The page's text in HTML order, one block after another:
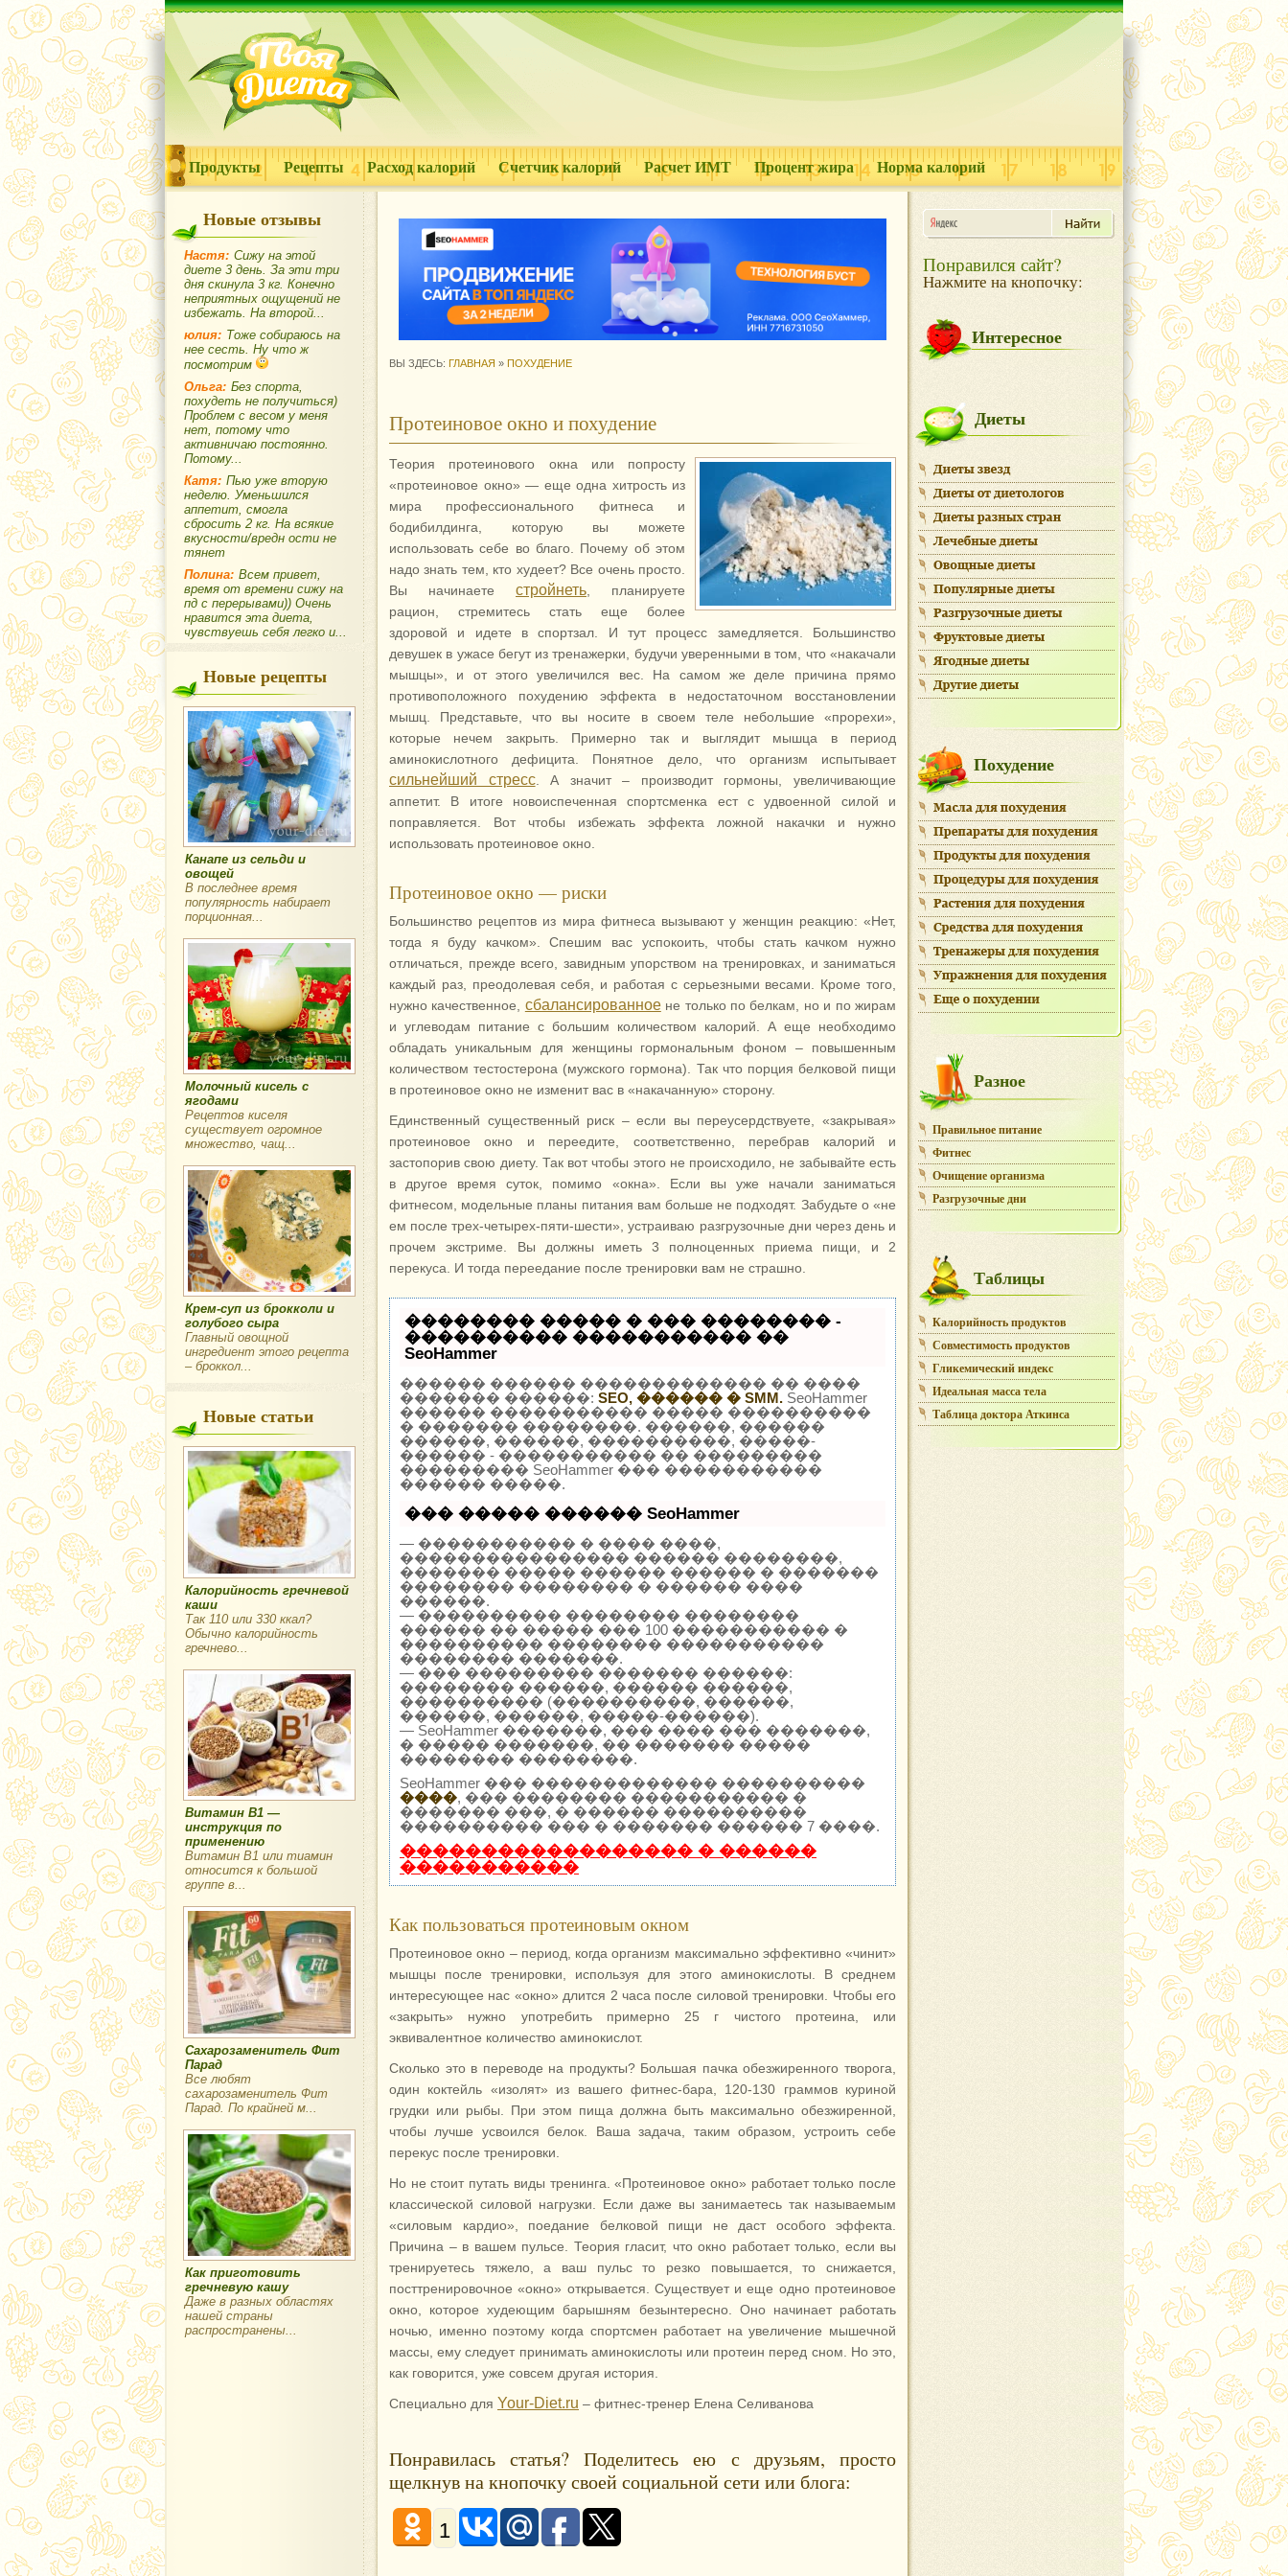
Продукты Рецепты Расход калорий Счетчик калорий Расчет ИМТ Процент жира Норма калорий
Новые отзывы
Настя: Сижу на этой
диете 3 день. За эти три
дня скинула 3 кг. Конечно
неприятных ощущений не
избежать. На второй...
юлия: Тоже собираюсь на
нее сесть. Ну что ж
посмотрим
Ольга: Без спорта,
похудеть не получиться)
Проблем с весом у меня
нет, потому что
активничаю постоянно.
Потому...
Катя: Пью уже вторую
неделю. Уменьшился
аппетит, смогла
сбросить 2 кг. На всякие
вкусности/вредн ости не
тянет
Полина: Всем привет,
время от времени сижу на
пд с перерывами)) Очень
нравится эта диета,
чувствуешь себя легко и...
Новые рецепты
Канапе из сельди и
овощей
В последнее время
популярность набирает
порционная...
Молочный кисель с
ягодами
Рецептов киселя
существует огромное
множество, чащ...
Крем-суп из брокколи и
голубого сыра
Главный овощной
ингредиент этого рецепта
– броккол...
Новые статьи
Калорийность гречневой
каши
Так 110 или 330 ккал?
Обычно калорийность
гречнево...
Витамин В1 —
инструкция по
применению
Витамин В1 или тиамин
относится к большой
группе в...
Сахарозаменитель Фит
Парад
Все любят
сахарозаменитель Фит
Парад. По крайней м...
Как приготовить
гречневую кашу
Даже в разных областях
нашей страны
распространены...
ВЫ ЗДЕСЬ: ГЛАВНАЯ » ПОХУДЕНИЕ
Протеиновое окно и похудение
Теория протеинового окна или попросту
«протеиновое окно» — еще одна хитрость из
мира профессионального фитнеса и
бодибилдинга, которую вы можете
использовать себе во благо. Почему об этом
надо знать тем, кто худеет? Все очень просто.
Вы начинаете стройнеть, планируете
рацион, стремитесь стать еще более
здоровой и идете в спортзал. И тут процесс замедляется. Большинство
девушек в ужасе бегут из тренажерки, будучи уверенными в том, что «накачали
мышцы», и от этого увеличился вес. На самом же деле причина прямо
противоположного похудению эффекта в недостаточном восстановлении
мышц. Представьте, что вы носите в своем теле небольшие «прорехи»,
которые нечем закрыть. Примерно так и выглядит мышца в период
аминокислотного дефицита. Понятное дело, что организм испытывает
сильнейший стресс. А значит – производит гормоны, увеличивающие
аппетит. В итоге новоиспеченная спортсменка ест с удвоенной силой и
поправляется. Вот чтобы избежать эффекта ложной накачки и нужно
использовать протеиновое окно.
Протеиновое окно — риски
Большинство рецептов из мира фитнеса вызывают у женщин реакцию: «Нет,
тогда я буду качком». Спешим вас успокоить, чтобы стать качком нужно
отличаться, прежде всего, завидным упорством на тренировках, и заниматься
каждый раз, преодолевая себя, и работая с серьезными весами. Кроме того,
нужно качественное, сбалансированноене только по белкам, но и по жирам
и углеводам питание с большим количеством калорий. А еще необходимо
обладать уникальным для женщины гормональным фоном – повышенным
количеством тестостерона (мужского гормона). Так что порция белковой пищи
в протеиновое окно не изменит вас в «накачанную» сторону.
Единственный существенный риск – если вы переусердствуете, «закрывая»
протеиновое окно и переедите, соответственно, перебрав калорий и
застопорив свою диету. Так вот чтобы этого не происходило, не забывайте есть
в другое время суток, помимо «окна». Если вы уже начали заниматься
фитнесом, модельные планы питания вам больше не подходят. Забудьте о «не
ем после трех-четырех-пяти-шести», устраиваю разгрузочные дни через день и
прочем экстриме. Вы должны иметь 3 полноценных приема пищи, и 2
перекуса. И тогда переедание после тренировки вам не страшно.
�������� ����� � ��� �������� -
���������� ����������� ��
SeoHammer
������ ������ ������������� �� ����
������� ������: SEO, ������ � SMM. SeoHammer
������ ����������� ����� ����������
� ������� ��������. ������, ������
������, ������, ����������, �����-
������ - ����������� �� ���������
��������� SeoHammer ��� �����������
������ �����.
��� ����� ������ SeoHammer
— ����������� � ���� ����,
���������������� ������ ��������,
������� ����� ������ ������ � �������
�������� �������� � ������ ����
������.
— ���������� �������� ��������
������ �� ����� ��� 100 ����������� �
���������� �������� �����������
�������� �������.
— ��� ��������� ������� ������:
�������� ������, ������ ������,
���������� (����������, ������,
������, ������, �����-������).
— SeoHammer �������, ��� ���� ��� �������,
� ����� �������, �� ������� �����
�������� ��������.
SeoHammer ��� ������������� ����������
����, ��� �������� ����������� �
������� ���, � ������ ����������
���������� ��� � ������� ������ 7 ����.
������������������ � ������
�����������
Как пользоваться протеиновым окном
Протеиновое окно – период, когда организм максимально эффективно «чинит»
мышцы после тренировки, используя для этого аминокислоты. В среднем
интересующее нас «окно» длится 2 часа после силовой тренировки. Чтобы его
«закрыть» нужно употребить примерно 25 г чистого протеина, или
эквивалентное количество аминокислот.
Сколько это в переводе на продукты? Большая пачка обезжиренного творога,
один коктейль «изолят» из вашего фитнес-бара, 120-130 граммов куриной
грудки или рыбы. При этом пища должна быть максимально обезжиренной,
чтобы лучше усвоился белок. Ваша задача, таким образом, устроить себе
перекус после тренировки.
Но не стоит путать виды тренинга. «Протеиновое окно» работает только после
классической силовой нагрузки. Если даже вы занимаетесь так называемым
«силовым кардио», поедание белковой пищи не даст особого эффекта.
Причина – в вашем пульсе. Теория гласит, что окно работает только, если вы
тренируетесь тяжело, а ваш пульс то резко повышается, то снижается,
посттренировочное «окно» открывается. Существует и еще одно протеиновое
окно, которое худеющим барышням безынтересно. Оно начинает работать
ночью, именно поэтому когда спортсмен работает на увеличение мышечной
массы, ему следует принимать аминокислоты или протеин перед сном. Но это,
как говорится, уже совсем другая история.
Специально для Your-Diet.ru – фитнес-тренер Елена Селиванова
Понравилась статья? Поделитесь ею с друзьям, просто
щелкнув на кнопочку своей социальной сети или блога:
1
Понравился сайт?
Нажмите на кнопочку:
Интересное
Диеты
Похудение
Разное
Правильное питание
Фитнес
Очищение организма
Разгрузочные дни
Таблицы
Калорийность продуктов
Совместимость продуктов
Гликемический индекс
Идеальная масса тела
Таблица доктора Аткинса